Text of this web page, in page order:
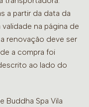
a partir da data da
na página de
renovação deve ser
a compra foi
ao lado do
Buddha Spa Vila